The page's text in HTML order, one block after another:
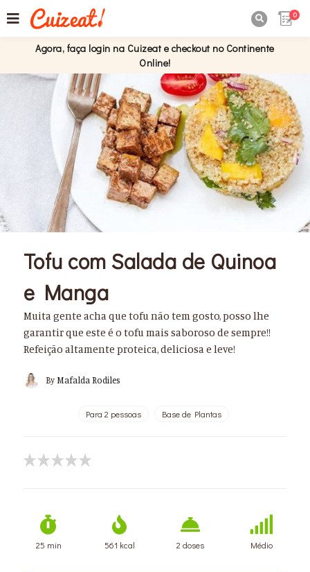
0
Agora, faça login na Cuizeat e checkout no Continente
Online!
Tofu com Salada de Quinoa
e Manga
Muita gente acha que tofu não tem gosto, posso lhe
garantir que este é o tofu mais saboroso de sempre!!
Refeição altamente proteica, deliciosa e leve!
By Mafalda Rodiles
Para 2 pessoas Base de Plantas
25 min 561 kcal 2 doses Médio